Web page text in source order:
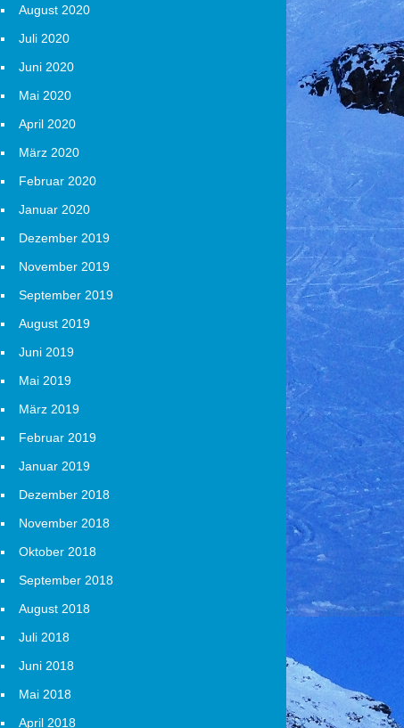
August 2020
Juli 2020
Juni 2020
Mai 2020
April 2020
März 2020
Februar 2020
Januar 2020
Dezember 2019
November 2019
September 2019
August 2019
Juni 2019
Mai 2019
März 2019
Februar 2019
Januar 2019
Dezember 2018
November 2018
Oktober 2018
September 2018
August 2018
Juli 2018
Juni 2018
Mai 2018
April 2018